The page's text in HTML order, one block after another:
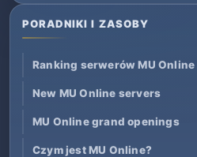
PORADNIKI I ZASOBY
Ranking serwerów MU Online
New MU Online servers
MU Online grand openings
Czym jest MU Online?